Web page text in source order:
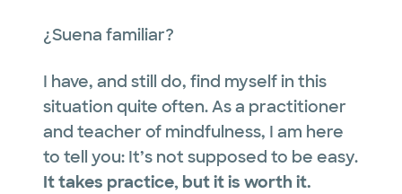
¿Suena familiar?
I have, and still do, find myself in this
situation quite often. As a practitioner
and teacher of mindfulness, I am here
to tell you: It’s not supposed to be easy.
It takes practice, but it is worth it.